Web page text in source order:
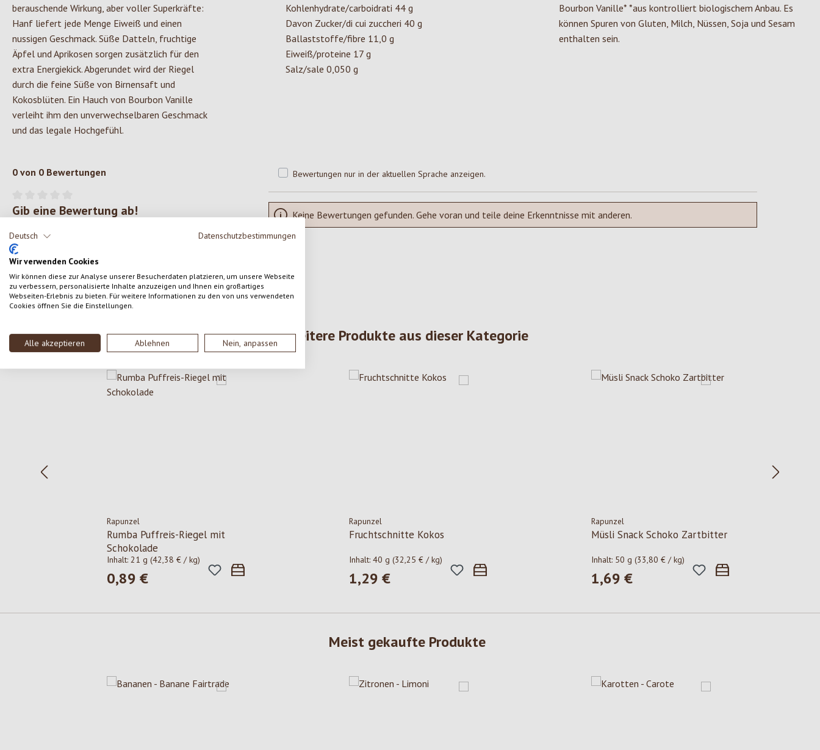
Deutsch Datenschutzbestimmungen
Wir verwenden Cookies
Wir können diese zur Analyse unserer Besucherdaten platzieren, um unsere Webseite
zu verbessern, personalisierte Inhalte anzuzeigen und Ihnen ein großartiges
Webseiten-Erlebnis zu bieten. Für weitere Informationen zu den von uns verwendeten
Cookies öffnen Sie die Einstellungen.
Alle akzeptieren Ablehnen Nein, anpassen
berauschende Wirkung, aber voller Superkräfte:
Hanf liefert jede Menge Eiweiß und einen
nussigen Geschmack. Süße Datteln, fruchtige
Äpfel und Aprikosen sorgen zusätzlich für den
extra Energiekick. Abgerundet wird der Riegel
durch die feine Süße von Birnensaft und
Kokosblüten. Ein Hauch von Bourbon Vanille
verleiht ihm den unverwechselbaren Geschmack
und das legale Hochgefühl.
Kohlenhydrate/carboidrati 44 g
Davon Zucker/di cui zuccheri 40 g
Ballaststoffe/fibre 11,0 g
Eiweiß/proteine 17 g
Salz/sale 0,050 g
Bourbon Vanille* *aus kontrolliert biologischem Anbau. Es
können Spuren von Gluten, Milch, Nüssen, Soja und Sesam
enthalten sein.
0 von 0 Bewertungen
Durchschnittliche Bewertung von 0 von 5 Sternen
Gib eine Bewertung ab!
Teile deine Erfahrungen mit dem Produkt mit anderen
Kunden.
SCHREIBE EINE BEWERTUNG
Bewertungen nur in der aktuellen Sprache anzeigen.
Keine Bewertungen gefunden. Gehe voran und teile deine Erkenntnisse mit anderen.
Weitere Produkte aus dieser Kategorie
Rapunzel
Rumba Puffreis-Riegel mit
Schokolade
Inhalt:21 g(42,38 € / kg)
Regulärer Preis:
0,89 €
Rapunzel
Fruchtschnitte Kokos
Inhalt: 40 g (32,25 € / kg)
Regulärer Preis:
1,29 €
Rapunzel
Müsli Snack Schoko Zartbitter
Inhalt: 50 g (33,80 € / kg)
Regulärer Preis:
1,69 €
Meist gekaufte Produkte